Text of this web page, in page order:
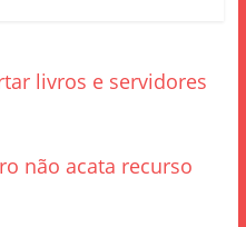
livros e servidores
não acata recurso